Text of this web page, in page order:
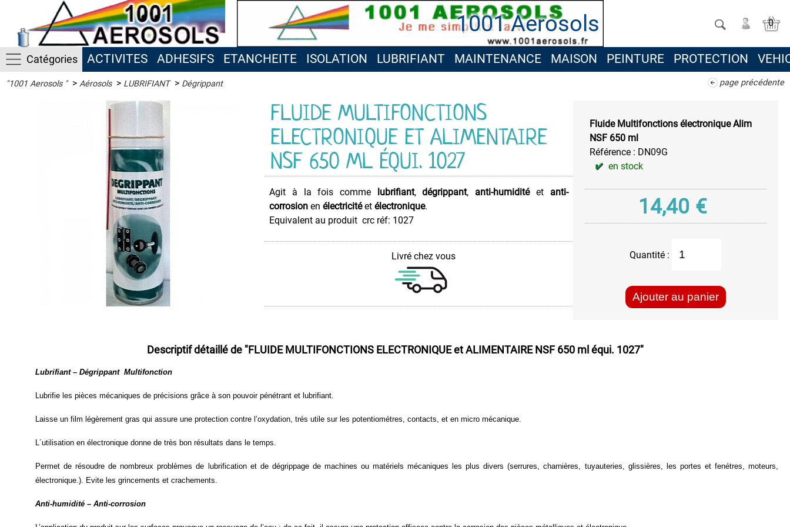
1001 Aerosols 0
Catégories ACTIVITES ADHESIFS ETANCHEITE ISOLATION LUBRIFIANT MAINTENANCE MAISON PEINTURE PROTECTION
"1001 Aerosols " page précédente
> Aérosols> LUBRIFIANT> Dégrippant
FLUIDE MULTIFONCTIONS
ELECTRONIQUE ET ALIMENTAIRE
NSF 650 ML ÉQUI. 1027
Agit à la fois comme lubrifiant,dégrippant, anti-humiditéet anti-
corrosion enélectricitéetélectronique.
Equivalent au produit crc réf: 1027
Livré chez vous
Fluide Multifonctions électronique Alim
NSF 650 ml
Référence : DN09G
en stock
14,40 €
Quantité :
Ajouter au panier
Descriptif détaillé de "FLUIDE MULTIFONCTIONS ELECTRONIQUE et ALIMENTAIRE NSF 650 ml équi. 1027"
Lubrifiant – Dégrippant Multifonction
Lubrifie les pièces mécaniques de précisions grâce à son pouvoir pénétrant et lubrifiant.
Laisse un film légèrement gras qui assure une protection contre l’oxydation, trés utile sur les potentiométres, contacts, et en micro mécanique.
L´utilisation en électronique donne de très bon résultats dans le temps.
Permet de résoudre de nombreux problèmes de lubrification et de dégrippage de machines ou matériels mécaniques les plus divers (serrures, charnières, tuyauteries, glissières, les portes et fenétres, moteurs,
électronique.). Evite les grincements et crachements.
Anti-humidité – Anti-corrosion
Graisse
Chaîne
Graisse
Silicone
Graisse
Huile
Alimentaire
Huile